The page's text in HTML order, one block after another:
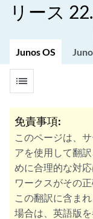
リース
Junos OS
list
免責事項:
このページは、
アを使用して翻
めに合理的な対
ワークスがその
この翻訳に含ま
場合は、英語版